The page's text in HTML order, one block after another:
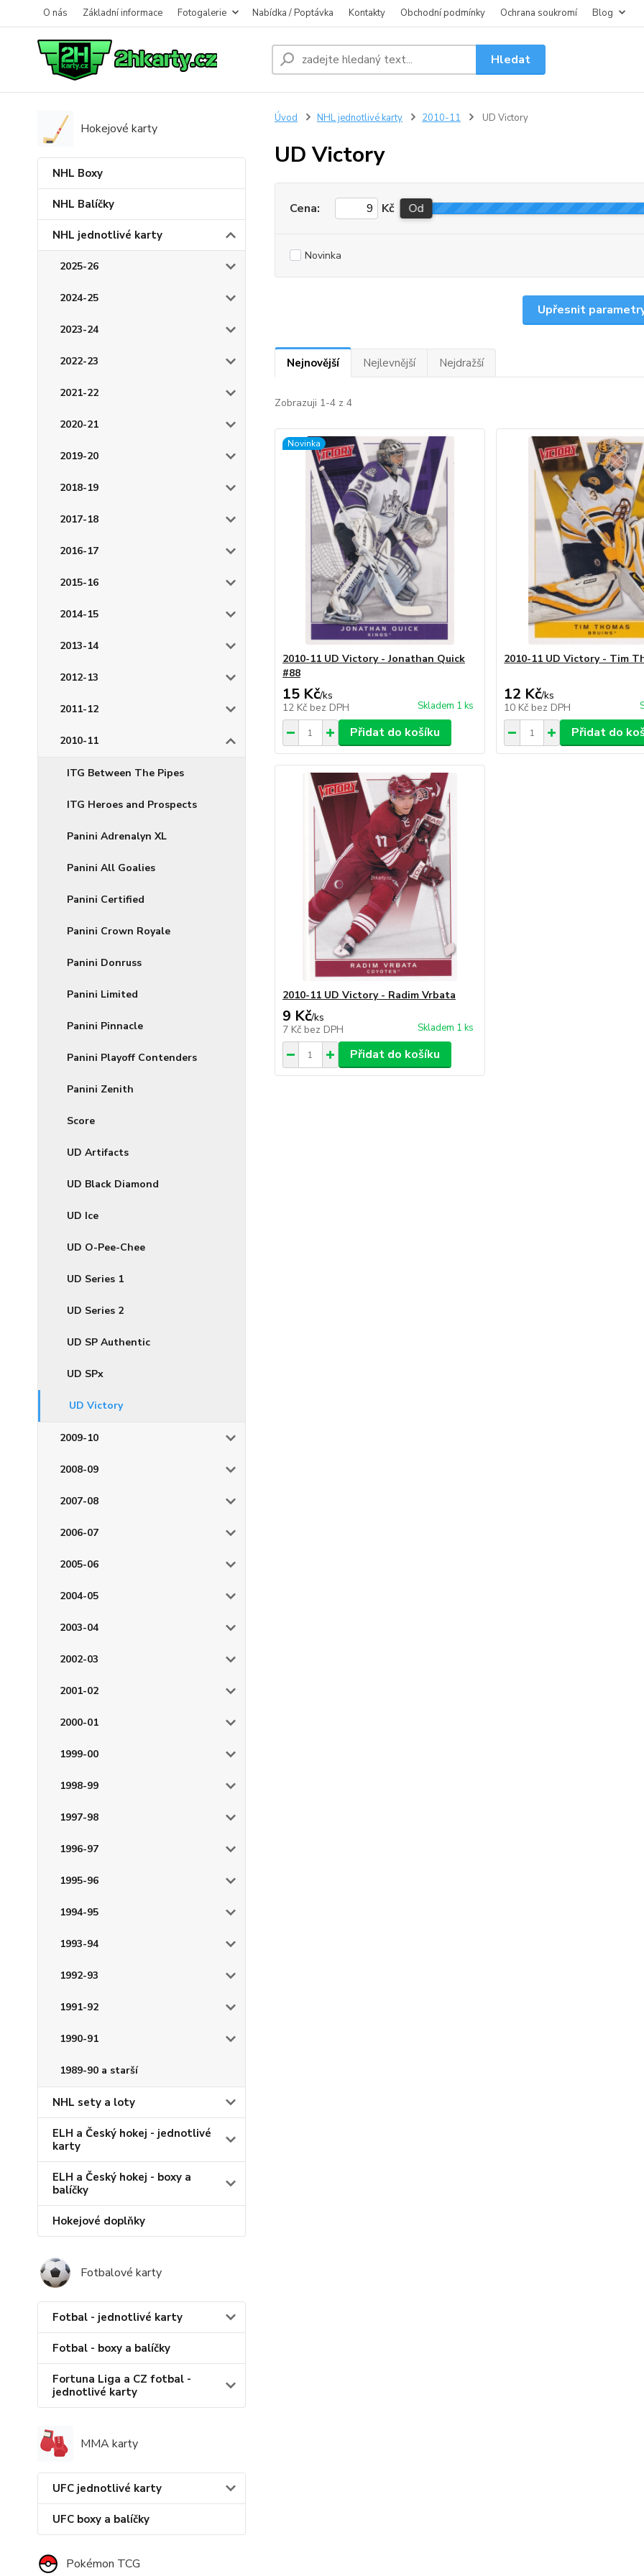
O nás Základní informace Fotogalerie Nabídka / Poptávka Kontakty Obchodní podmínky Ochrana soukromí Blog
Hledat
Hokejové karty
NHL Boxy
NHL Balíčky
NHL jednotlivé karty
2025-26
2024-25
2023-24
2022-23
2021-22
2020-21
2019-20
2018-19
2017-18
2016-17
2015-16
2014-15
2013-14
2012-13
2011-12
2010-11
ITG Between The Pipes
ITG Heroes and Prospects
Panini Adrenalyn XL
Panini All Goalies
Panini Certified
Panini Crown Royale
Panini Donruss
Panini Limited
Panini Pinnacle
Panini Playoff Contenders
Panini Zenith
Score
UD Artifacts
UD Black Diamond
UD Ice
UD O-Pee-Chee
UD Series 1
UD Series 2
UD SP Authentic
UD SPx
UD Victory
2009-10
2008-09
2007-08
2006-07
2005-06
2004-05
2003-04
2002-03
2001-02
2000-01
1999-00
1998-99
1997-98
1996-97
1995-96
1994-95
1993-94
1992-93
1991-92
1990-91
1989-90 a starší
NHL sety a loty
ELH a Český hokej - jednotlivé
karty
ELH a Český hokej - boxy a
balíčky
Hokejové doplňky
Fotbalové karty
Fotbal - jednotlivé karty
Fotbal - boxy a balíčky
Fortuna Liga a CZ fotbal -
jednotlivé karty
MMA karty
UFC jednotlivé karty
UFC boxy a balíčky
Pokémon TCG
Úvod NHL jednotlivé karty 2010-11 UD Victory
UD Victory
Upřesnit
Cena: Kč Od
Novinka
Nejnovější Nejlevnější Nejdražší
Zobrazuji 1-4 z 4
Novinka
2010-11 UD Victory - Jonathan Quick
#88
15 Kč/ks
12 Kč bez DPH Skladem 1 ks
Přidat do košíku
2010-11 UD Victory - Tim
12 Kč/ks
10 Kč bez DPH
Přidat do
2010-11 UD Victory - Radim Vrbata
9 Kč/ks
7 Kč bez DPH Skladem 1 ks
Přidat do košíku